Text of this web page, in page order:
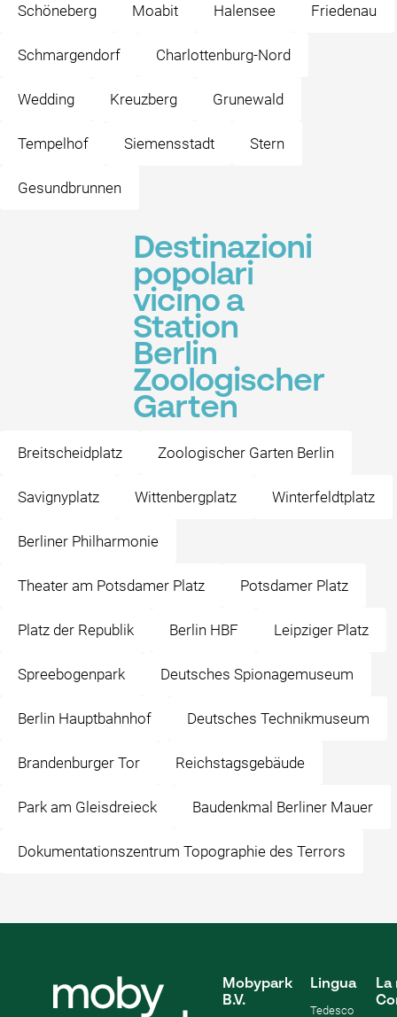
Schöneberg Moabit Halensee Friedenau
Schmargendorf Charlottenburg-Nord
Wedding Kreuzberg Grunewald
Tempelhof Siemensstadt Stern
Gesundbrunnen
Destinazioni
popolari
vicino a
Station
Berlin
Zoologischer
Garten
Breitscheidplatz Zoologischer Garten Berlin
Savignyplatz Wittenbergplatz Winterfeldtplatz
Berliner Philharmonie
Theater am Potsdamer Platz Potsdamer Platz
Platz der Republik Berlin HBF Leipziger Platz
Spreebogenpark Deutsches Spionagemuseum
Berlin Hauptbahnhof Deutsches Technikmuseum
Brandenburger Tor Reichstagsgebäude
Park am Gleisdreieck Baudenkmal Berliner Mauer
Dokumentationszentrum Topographie des Terrors
Mobypark
B.V.
Lingua
Tedesco
La